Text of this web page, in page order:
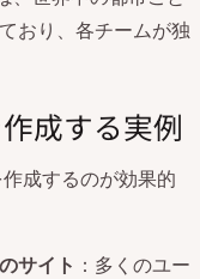
おり、各チームが独
成する実例
成するのが効果的
サイト ：多くのユー